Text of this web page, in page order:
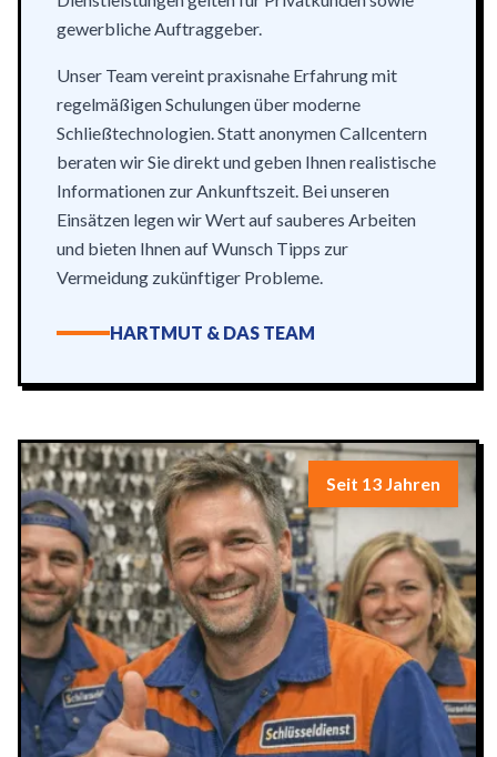
gewerbliche Auftraggeber.
Unser Team vereint praxisnahe Erfahrung mit
regelmäßigen Schulungen über moderne
Schließtechnologien. Statt anonymen Callcentern
beraten wir Sie direkt und geben Ihnen realistische
Informationen zur Ankunftszeit. Bei unseren
Einsätzen legen wir Wert auf sauberes Arbeiten
und bieten Ihnen auf Wunsch Tipps zur
Vermeidung zukünftiger Probleme.
HARTMUT & DAS TEAM
Seit 13 Jahren